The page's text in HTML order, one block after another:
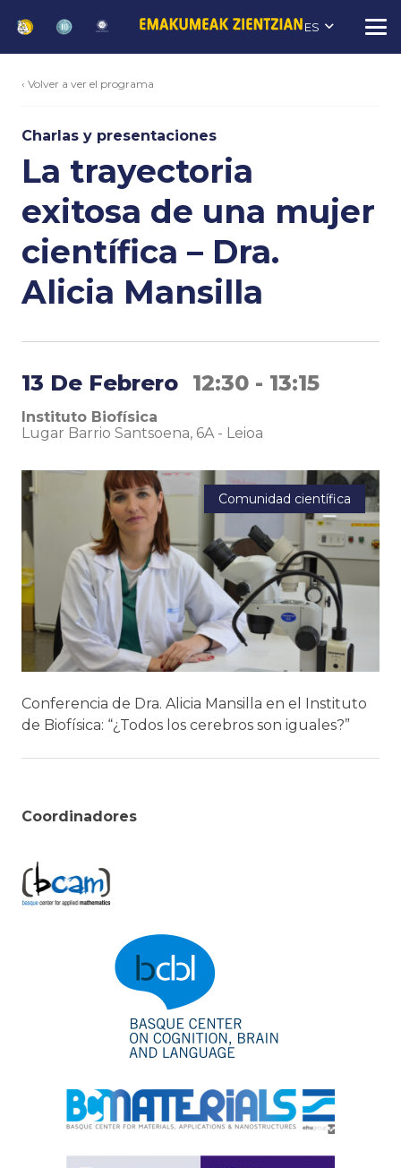
ES
‹ Volver a ver el programa
Charlas y presentaciones
La trayectoria
exitosa de una mujer
científica – Dra.
Alicia Mansilla
13 De Febrero 12:30 - 13:15
Instituto Biofísica
Lugar Barrio Santsoena, 6A- Leioa
Comunidad científica
Conferencia de Dra. Alicia Mansilla en el Instituto
de Biofísica: “¿Todos los cerebros son iguales?”
Coordinadores